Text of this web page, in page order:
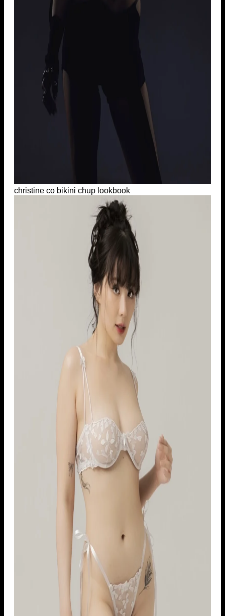
christine co bikini chụp lookbook